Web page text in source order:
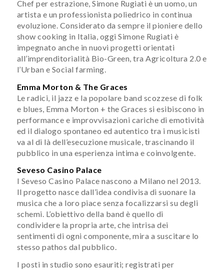
Chef per estrazione, Simone Rugiati è un uomo, un
artista e un professionista poliedrico in continua
evoluzione. Considerato da sempre il pioniere dello
show cooking in Italia, oggi Simone Rugiati è
impegnato anche in nuovi progetti orientati
all’imprenditorialità Bio-Green, tra Agricoltura 2.0 e
l’Urban e Social farming.
Emma Morton & The Graces
Le radici, il jazz e la popolare band scozzese di folk
e blues, Emma Morton + the Graces si esibiscono in
performance e improvvisazioni cariche di emotività
ed il dialogo spontaneo ed autentico tra i musicisti
va al di là dell’esecuzione musicale, trascinando il
pubblico in una esperienza intima e coinvolgente.
Seveso Casino Palace
I Seveso Casino Palace nascono a Milano nel 2013.
Il progetto nasce dall’idea condivisa di suonare la
musica che a loro piace senza focalizzarsi su degli
schemi. L’obiettivo della band è quello di
condividere la propria arte, che intrisa dei
sentimenti di ogni componente, mira a suscitare lo
stesso pathos dal pubblico.
I posti in studio sono esauriti; registrati per